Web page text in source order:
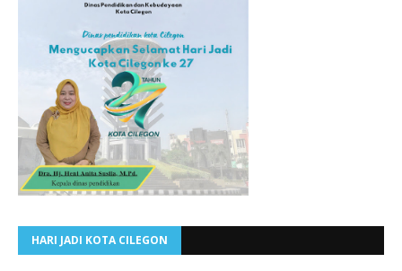
HARI JADI KOTA CILEGON